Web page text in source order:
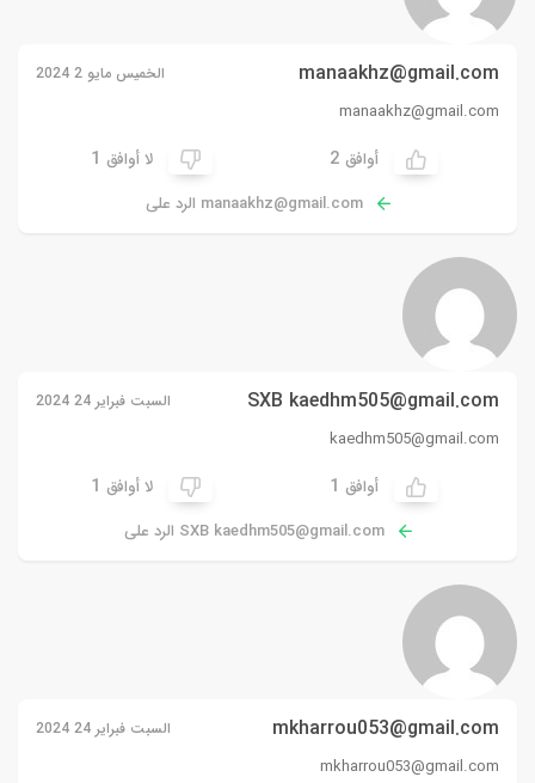
manaakhz@gmail.com الخميس مايو 2 2024
manaakhz@gmail.com
أوافق 2 لا أوافق 1
manaakhz@gmail.com الرد على
SXB kaedhm505@gmail.com السبت فبراير 24 2024
kaedhm505@gmail.com
أوافق 1 لا أوافق 1
SXB kaedhm505@gmail.com الرد على
mkharrou053@gmail.com السبت فبراير 24 2024
mkharrou053@gmail.com